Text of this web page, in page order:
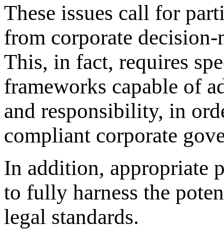
These issues call for
from corporate
This, in fact, requires
frameworks capable of
and responsibility, in
compliant corporate
In addition, appropriate
to fully harness the
legal standards.